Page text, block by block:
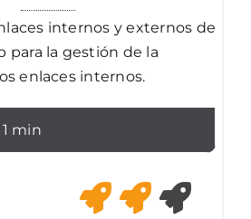
internos y externos de
para la gestión de la
enlaces internos.
1 min